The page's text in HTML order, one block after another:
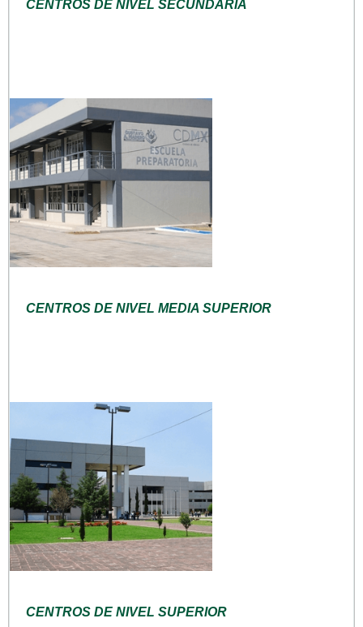
CENTROS DE NIVEL SECUNDARIA
CENTROS DE NIVEL MEDIA SUPERIOR
CENTROS DE NIVEL SUPERIOR